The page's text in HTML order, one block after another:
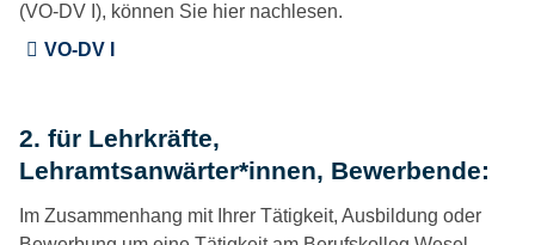
(VO-DV I), können Sie hier nachlesen.
VO-DV I
2. für Lehrkräfte,
Lehramtsanwärter*innen, Bewerbende:
Im Zusammenhang mit Ihrer Tätigkeit, Ausbildung oder